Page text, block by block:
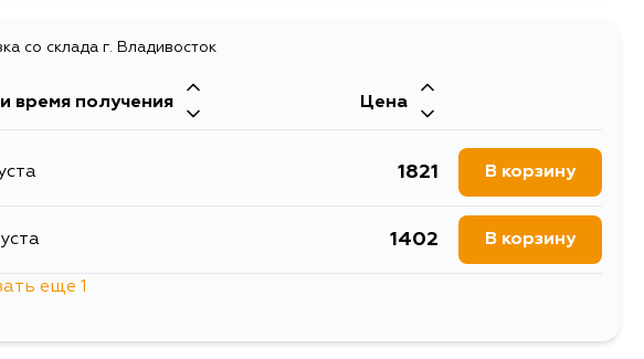
1349
1332 В корзину
со склада г. Владивосток
время получения Цена
1821 В корзину
1402 В корзину
еще 1